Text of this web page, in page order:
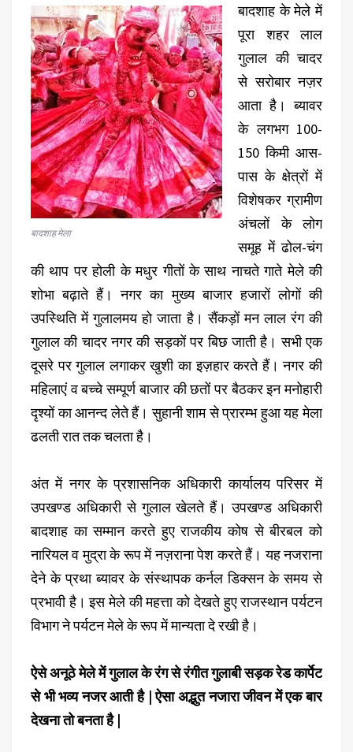
बादशाह मेला
बादशाह के मेले में
पूरा शहर लाल
गुलाल की चादर
से सरोबार नज़र
आता है। ब्यावर
के लगभग 100-
150 किमी आस-
पास के क्षेत्रों में
विशेषकर ग्रामीण
अंचलों के लोग
समूह में ढोल-चंग
की थाप पर होली के मधुर गीतों के साथ नाचते गाते मेले की
शोभा बढ़ाते हैं। नगर का मुख्य बाजार हजारों लोगों की
उपस्थिति में गुलालमय हो जाता है। सैंकड़ों मन लाल रंग की
गुलाल की चादर नगर की सड़कों पर बिछ जाती है। सभी एक
दूसरे पर गुलाल लगाकर खुशी का इज़हार करते हैं। नगर की
महिलाएं व बच्चे सम्पूर्ण बाजार की छतों पर बैठकर इन मनोहारी
दृश्यों का आनन्द लेते हैं। सुहानी शाम से प्रारम्भ हुआ यह मेला
ढलती रात तक चलता है।
अंत में नगर के प्रशासनिक अधिकारी कार्यालय परिसर में
उपखण्ड अधिकारी से गुलाल खेलते हैं। उपखण्ड अधिकारी
बादशाह का सम्मान करते हुए राजकीय कोष से बीरबल को
नारियल व मुद्रा के रूप में नज़राना पेश करते हैं। यह नजराना
देने के प्रथा ब्यावर के संस्थापक कर्नल डिक्सन के समय से
प्रभावी है। इस मेले की महत्ता को देखते हुए राजस्थान पर्यटन
विभाग ने पर्यटन मेले के रूप में मान्यता दे रखी है।
ऐसे अनूठे मेले में गुलाल के रंग से रंगीत गुलाबी सड़क रेड कार्पेट
से भी भव्य नजर आती है | ऐसा अद्भुत नजारा जीवन में एक बार
देखना तो बनता है |